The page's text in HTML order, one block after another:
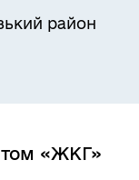
район
«ЖКГ»